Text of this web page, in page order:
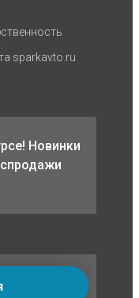
sparkavto.ru
Новинки